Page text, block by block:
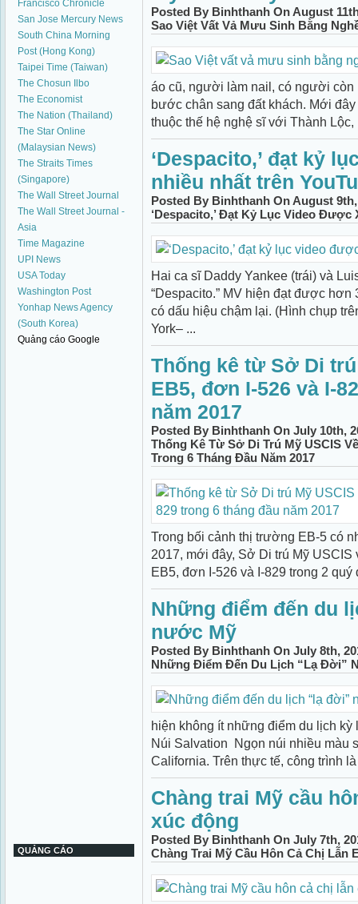
Francisco Chronicle
San Jose Mercury News
South China Morning
Post (Hong Kong)
Taipei Time (Taiwan)
The Chosun Ilbo
The Economist
The Nation (Thailand)
The Star Online
(Malaysian News)
The Straits Times
(Singapore)
The Wall Street Journal
The Wall Street Journal -
Asia
Time Magazine
UPI News
USA Today
Washington Post
Yonhap News Agency
(South Korea)
Quảng cáo Google
QUẢNG CÁO
Posted By Binhthanh On August
Sao Việt Vất Vả Mưu Sinh Bằng
áo cũ, người làm nail, có người còn
bước chân sang đất khách. Mới
thuộc thế hệ nghệ sĩ với Thành
‘Despacito,’ đạt kỷ
nhiều nhất trên
Posted By Binhthanh On August
‘Despacito,’ Đạt Kỷ Lục Video Được
Hai ca sĩ Daddy Yankee (trái) và
“Despacito.” MV hiện đạt được
có dấu hiệu chậm lại. (Hình chụp
York– ...
Thống kê từ Sở Di
EB5, đơn I-526 và I-
năm 2017
Posted By Binhthanh On July 10th,
Thống Kê Từ Sở Di Trú Mỹ USCIS
Trong 6 Tháng Đầu Năm 2017
Trong bối cảnh thị trường EB-5 có
2017, mới đây, Sở Di trú Mỹ
EB5, đơn I-526 và I-829 trong 2 quý
Những điểm đến du
nước Mỹ
Posted By Binhthanh On July 8th,
Những Điểm Đến Du Lịch “lạ Đời”
hiện không ít những điểm du lịch
Núi Salvation Ngọn núi nhiều màu
California. Trên thực tế, công trình
Chàng trai Mỹ cầu
xúc động
Posted By Binhthanh On July 7th,
Chàng Trai Mỹ Cầu Hôn Cả Chị Lẫn